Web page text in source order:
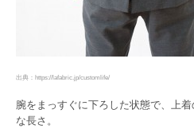
出典：https://lafabric.jp/customlife/
腕をまっすぐに下ろした状態で、上
な長さ。